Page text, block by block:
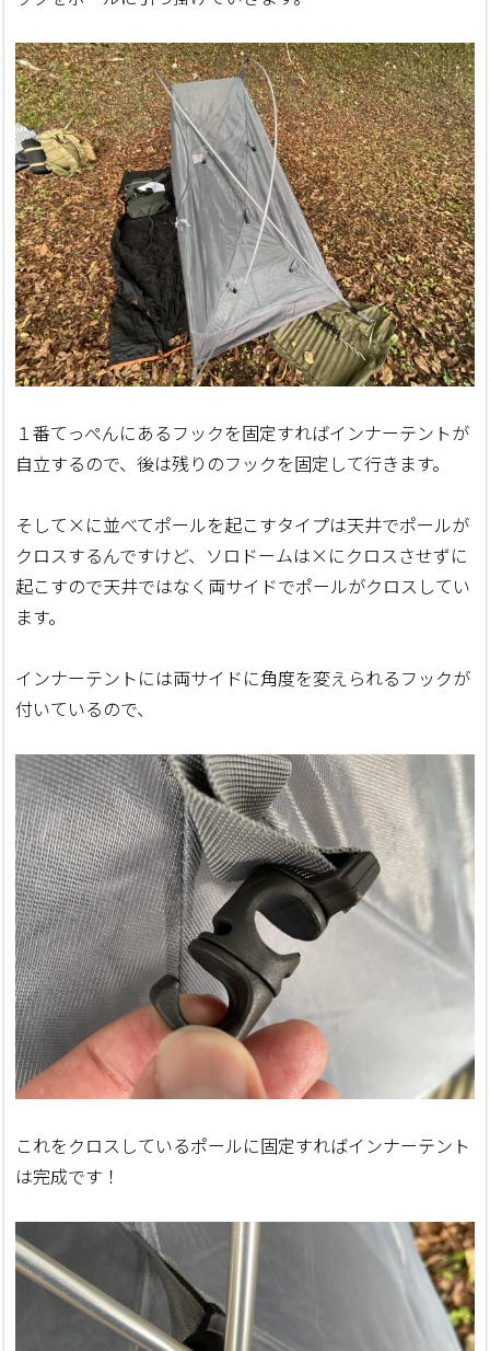
１番てっぺんにあるフックを固定すればインナーテントが
自立するので、後は残りのフックを固定して行きます。
そして×に並べてポールを起こすタイプは天井でポールが
クロスするんですけど、ソロドームは×にクロスさせずに
起こすので天井ではなく両サイドでポールがクロスしてい
ます。
インナーテントには両サイドに角度を変えられるフックが
付いているので、
これをクロスしているポールに固定すればインナーテント
は完成です！